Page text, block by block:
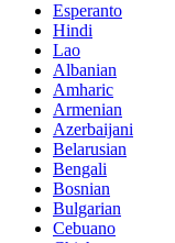
Esperanto
Hindi
Lao
Albanian
Amharic
Armenian
Azerbaijani
Belarusian
Bengali
Bosnian
Bulgarian
Cebuano